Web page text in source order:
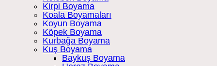
Kirpi Boyama
Koala Boyamaları
Koyun Boyama
Köpek Boyama
Kurbağa Boyama
Kuş Boyama
Baykuş Boyama